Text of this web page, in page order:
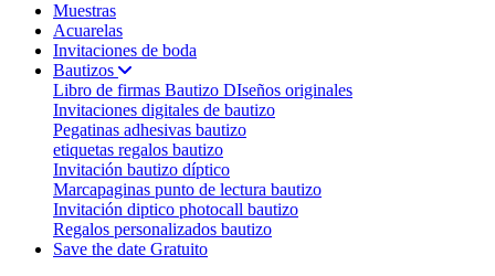
Muestras
Acuarelas
Invitaciones de boda
Bautizos
Libro de firmas Bautizo DIseños originales
Invitaciones digitales de bautizo
Pegatinas adhesivas bautizo
etiquetas regalos bautizo
Invitación bautizo díptico
Marcapaginas punto de lectura bautizo
Invitación diptico photocall bautizo
Regalos personalizados bautizo
Save the date Gratuito